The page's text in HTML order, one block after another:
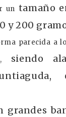
un tamaño
y 200
parecida a
siendo
grandes